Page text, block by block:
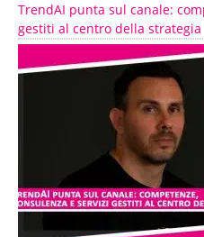
TrendAI punta sul canale:
gestiti al centro della strategia